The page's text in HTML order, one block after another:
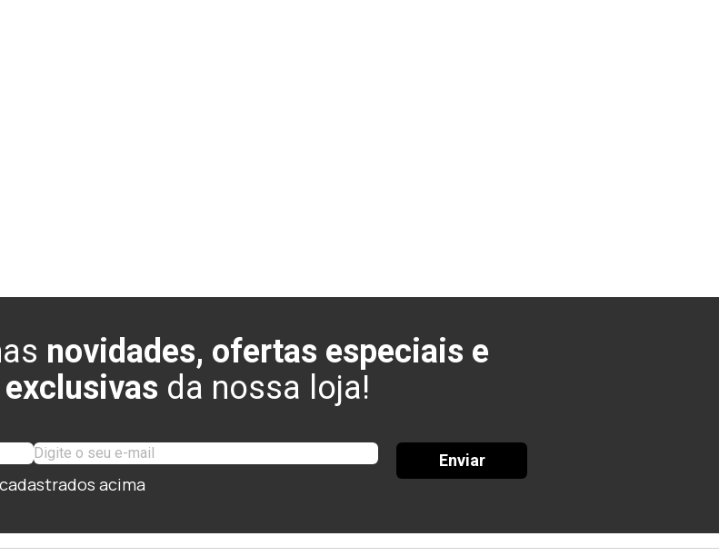
novidades, ofertas especiais e
da nossa loja!
acima
Enviar